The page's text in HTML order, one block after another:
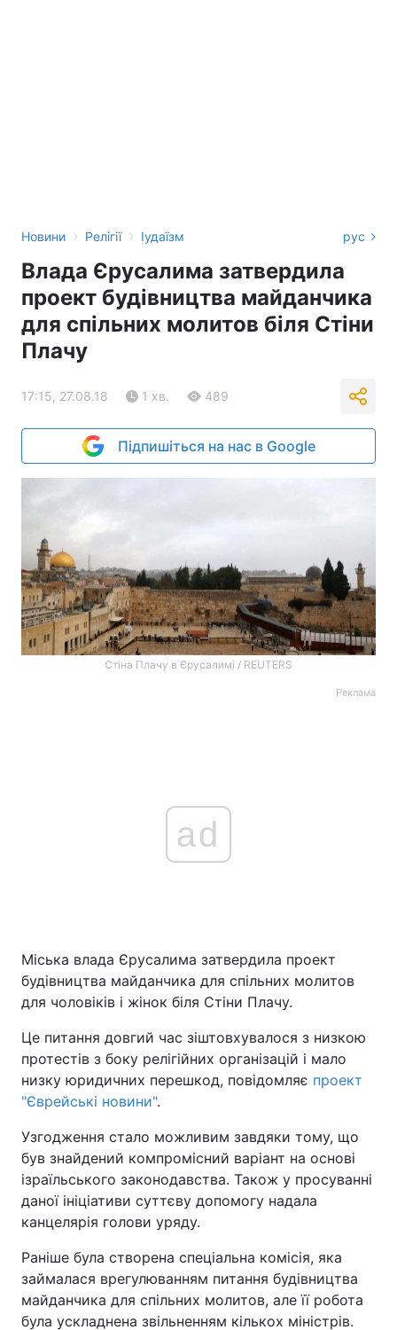
Новини › Релігії › Іудаїзм рус
Влада Єрусалима затвердила
проект будівництва майданчика
для спільних молитов біля Стіни
Плачу
17:15, 27.08.18 1 хв. 489
Підпишіться на нас в Google
Стіна Плачу в Єрусалимі / REUTERS
Реклама
ad
Міська влада Єрусалима затвердила проект
будівництва майданчика для спільних молитов
для чоловіків і жінок біля Стіни Плачу.
Це питання довгий час зіштовхувалося з низкою
протестів з боку релігійних організацій і мало
низку юридичних перешкод, повідомляє проект
"Єврейські новини".
Узгодження стало можливим завдяки тому, що
був знайдений компромісний варіант на основі
ізраїльського законодавства. Також у просуванні
даної ініціативи суттєву допомогу надала
канцелярія голови уряду.
Раніше була створена спеціальна комісія, яка
займалася врегулюванням питання будівництва
майданчика для спільних молитов, але її робота
була ускладнена звільненням кількох міністрів.